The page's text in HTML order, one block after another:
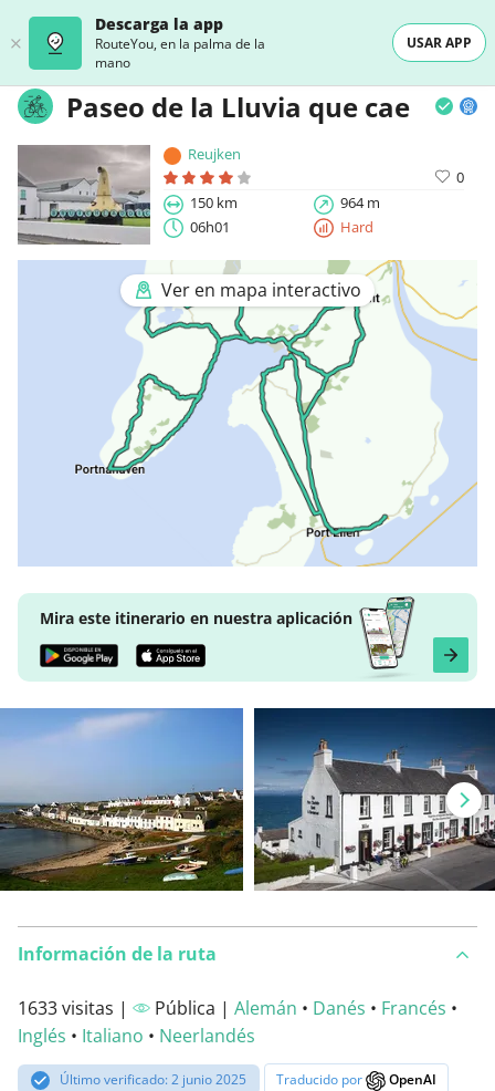
Descarga la app
RouteYou, en la palma de la
mano
USAR APP
Paseo de la Lluvia que cae
Reujken
0
150 km
964 m
06h01
Hard
Ver en mapa interactivo
Mira este itinerario en nuestra aplicación
Información de la ruta
1633 visitas | Pública | Alemán • Danés • Francés •
Inglés • Italiano • Neerlandés
Último verificado: 2 junio 2025 Traducido por OpenAI